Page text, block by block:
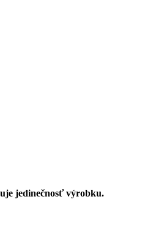
jedinečnosť výrobku.